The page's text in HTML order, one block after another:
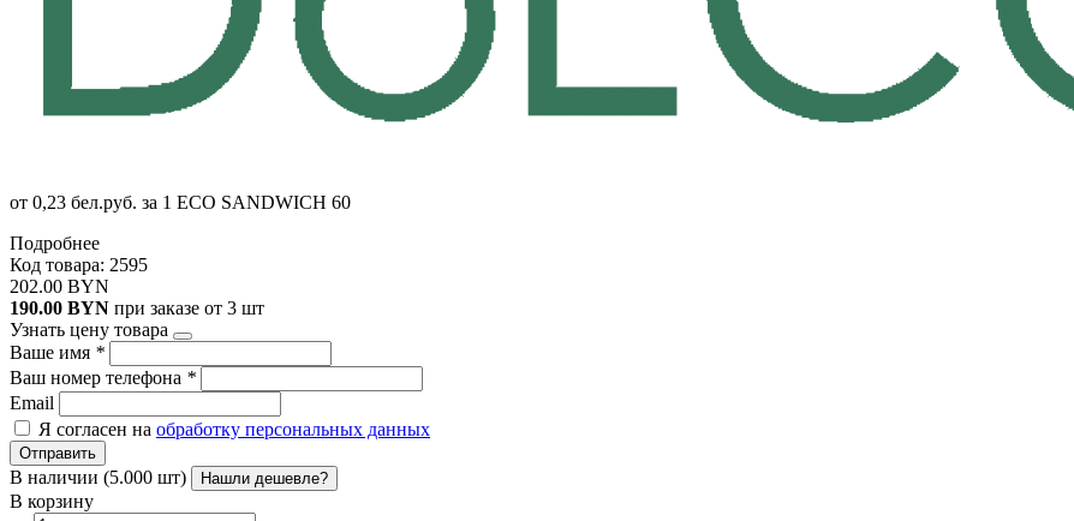
от 0,23 бел.руб. за 1 ECO SANDWICH 60
Подробнее
Код товара: 2595
202.00 BYN
190.00 BYN при заказе от 3 шт
Узнать цену товара
Ваше имя *
Ваш номер телефона *
Email
Я согласен на обработку персональных данных
Отправить
В наличии (5.000 шт) Нашли дешевле?
В корзину